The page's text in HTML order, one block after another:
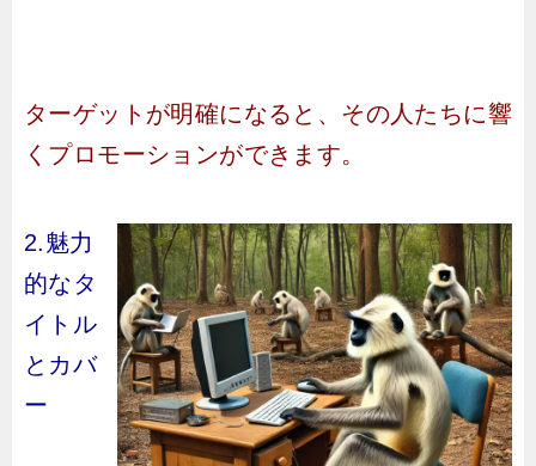
ターゲットが明確になると、その人たちに響
くプロモーションができます。
2.魅力
的なタ
イトル
とカバ
ー